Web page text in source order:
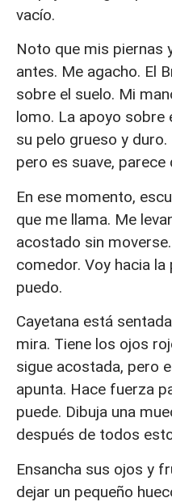
vacío.
Noto que mis piernas
antes. Me agacho. El
sobre el suelo. Mi
lomo. La apoyo sobre
su pelo grueso y
pero es suave,
En ese momento,
que me llama. Me
acostado sin
comedor. Voy hacia
puedo.
Cayetana está
mira. Tiene los ojos
sigue acostada, pero
apunta. Hace fuerza
puede. Dibuja una
después de todos
Ensancha sus ojos y
dejar un pequeño